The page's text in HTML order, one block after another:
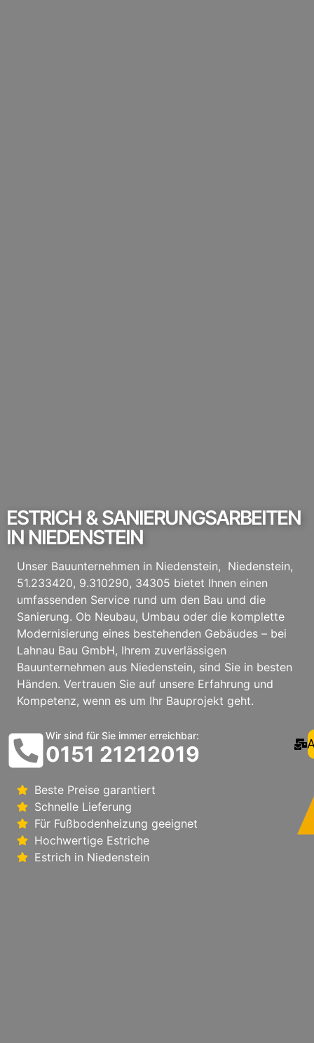
ESTRICH & SANIERUNGSARBEITEN
IN NIEDENSTEIN
Unser Bauunternehmen in Niedenstein, Niedenstein,
51.233420, 9.310290, 34305 bietet Ihnen einen
umfassenden Service rund um den Bau und die
Sanierung. Ob Neubau, Umbau oder die komplette
Modernisierung eines bestehenden Gebäudes – bei
Lahnau Bau GmbH, Ihrem zuverlässigen
Bauunternehmen aus Niedenstein, sind Sie in besten
Händen. Vertrauen Sie auf unsere Erfahrung und
Kompetenz, wenn es um Ihr Bauprojekt geht.
Wir sind für Sie immer erreichbar:
0151 21212019
Beste Preise garantiert
Schnelle Lieferung
Für Fußbodenheizung geeignet
Hochwertige Estriche
Estrich in Niedenstein